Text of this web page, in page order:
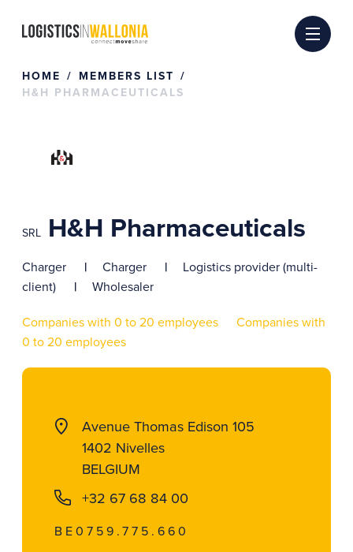
HOME
MEMBERS LIST
H&H PHARMACEUTICALS
SRL H&H Pharmaceuticals
Charger Charger
Logistics provider (multi-
client)
Wholesaler
Companies with 0 to 20 employees
Companies with
0 to 20 employees
Avenue Thomas Edison 105
1402 Nivelles
BELGIUM
+32 67 68 84 00
BE0759.775.660